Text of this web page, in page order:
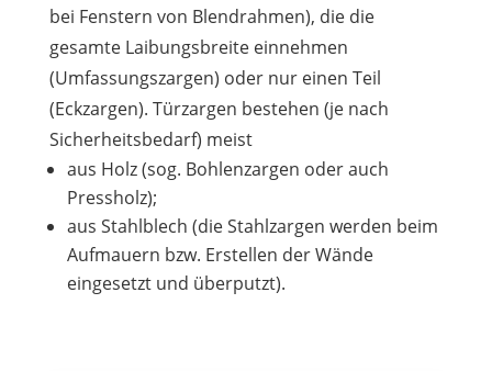
bei Fenstern von Blendrahmen), die die
gesamte Laibungsbreite einnehmen
(Umfassungszargen) oder nur einen Teil
(Eckzargen). Türzargen bestehen (je nach
Sicherheitsbedarf) meist
aus Holz (sog. Bohlenzargen oder auch
Pressholz);
aus Stahlblech (die Stahlzargen werden beim
Aufmauern bzw. Erstellen der Wände
eingesetzt und überputzt).